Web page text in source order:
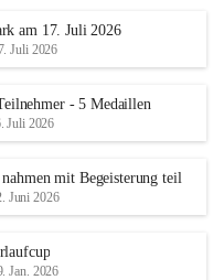
am 17. Juli 2026
Juli 2026
- 5 Medaillen
Juli 2026
mit Begeisterung teil
Juni 2026
Jan. 2026